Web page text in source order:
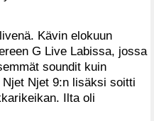
Kävin elokuun
G Live Labissa, jossa
soundit kuin
Njet 9:n lisäksi soitti
Ilta oli